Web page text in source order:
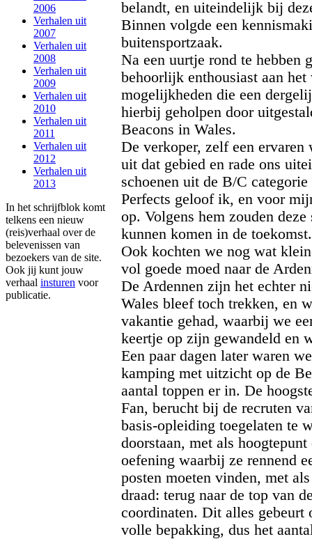
2006
Verhalen uit
2007
Verhalen uit
2008
Verhalen uit
2009
Verhalen uit
2010
Verhalen uit
2011
Verhalen uit
2012
Verhalen uit
2013
In het schrijfblok komt
telkens een nieuw
(reis)verhaal over de
belevenissen van
bezoekers van de site.
Ook jij kunt jouw
verhaal insturen voor
publicatie.
belandt, en uiteindelijk bij
Binnen volgde een
buitensportzaak.
Na een uurtje rond te hebben
behoorlijk enthousiast aan het
mogelijkheden die een
hierbij geholpen door
Beacons in Wales.
De verkoper, zelf een ervaren
uit dat gebied en rade ons
schoenen uit de B/C
Perfects geloof ik, en voor
op. Volgens hem zouden
kunnen komen in de toekomst.
Ook kochten we nog wat
vol goede moed naar de
De Ardennen zijn het echter
Wales bleef toch trekken, en
vakantie gehad, waarbij we
keertje op zijn gewandeld en
Een paar dagen later waren
kamping met uitzicht op de
aantal toppen er in. De
Fan, berucht bij de recruten
basis-opleiding toegelaten te
doorstaan, met als
oefening waarbij ze rennend
posten moeten vinden, met
draad: terug naar de top van
coordinaten. Dit alles gebeurt
volle bepakking, dus het